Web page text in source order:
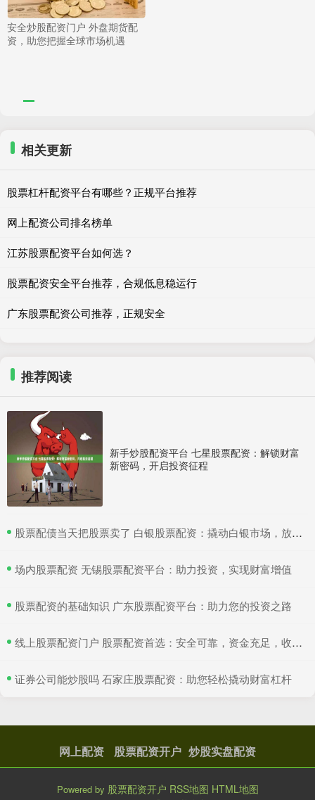
安全炒股配资门户 外盘期货配
资，助您把握全球市场机遇
相关更新
股票杠杆配资平台有哪些？正规平台推荐
网上配资公司排名榜单
江苏股票配资平台如何选？
股票配资安全平台推荐，合规低息稳运行
广东股票配资公司推荐，正规安全
推荐阅读
新手炒股配资平台 七星股票配资：解锁财富
新密码，开启投资征程
​股票配债当天把股票卖了 白银股票配资：撬动白银市场，放大收益空间
​场内股票配资 无锡股票配资平台：助力投资，实现财富增值
​股票配资的基础知识 广东股票配资平台：助力您的投资之路
​线上股票配资门户 股票配资首选：安全可靠，资金充足，收益丰厚
​证券公司能炒股吗 石家庄股票配资：助您轻松撬动财富杠杆
网上配资 股票配资开户 炒股实盘配资
Powered by 股票配资开户 RSS地图 HTML地图